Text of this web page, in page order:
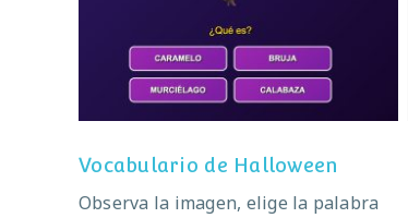
Vocabulario de Halloween
Vocabulario de Halloween
Observa la imagen, elige la palabra